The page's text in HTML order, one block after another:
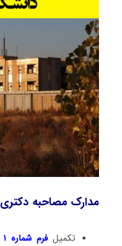
مدارک مصاحبه دکتری ۱۴۰۴ دانشگاه مراغه
تکمیلفرم شماره ۱ مصاحبه